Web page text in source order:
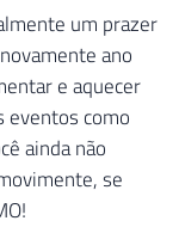
um prazer
ano
e aquecer
eventos como
ainda não
se